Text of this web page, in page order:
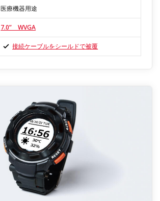
医療機器用途
7.0” WVGA
接続ケーブルをシールドで被覆